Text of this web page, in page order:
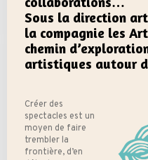
Sous la direction
la compagnie les
chemin
artistiques autour
Créer des
spectacles est un
moyen de faire
trembler la
frontière, d’en